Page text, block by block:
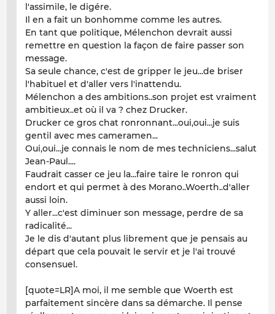
l'assimile, le digére.
Il en a fait un bonhomme comme les autres.
En tant que politique, Mélenchon devrait aussi
remettre en question la façon de faire passer son
message.
Sa seule chance, c'est de gripper le jeu...de briser
l'habituel et d'aller vers l'inattendu.
Mélenchon a des ambitions..son projet est vraiment
ambitieux..et où il va ? chez Drucker.
Drucker ce gros chat ronronnant...oui,oui...je suis
gentil avec mes cameramen...
Oui,oui...je connais le nom de mes techniciens...salut
Jean-Paul....
Faudrait casser ce jeu la...faire taire le ronron qui
endort et qui permet à des Morano..Woerth..d'aller
aussi loin.
Y aller...c'est diminuer son message, perdre de sa
radicalité...
Je le dis d'autant plus librement que je pensais au
départ que cela pouvait le servir et je l'ai trouvé
consensuel.
[quote=LR]A moi, il me semble que Woerth est
parfaitement sincère dans sa démarche. Il pense